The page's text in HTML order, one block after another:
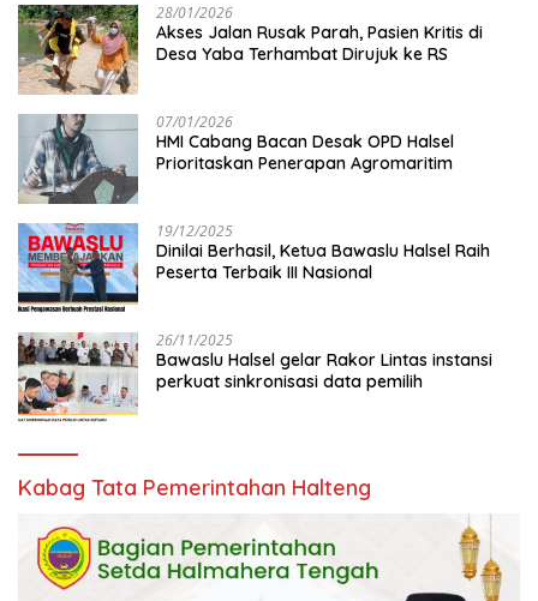
28/01/2026
Akses Jalan Rusak Parah, Pasien Kritis di
Desa Yaba Terhambat Dirujuk ke RS
07/01/2026
HMI Cabang Bacan Desak OPD Halsel
Prioritaskan Penerapan Agromaritim
19/12/2025
Dinilai Berhasil, Ketua Bawaslu Halsel Raih
Peserta Terbaik III Nasional
26/11/2025
Bawaslu Halsel gelar Rakor Lintas instansi
perkuat sinkronisasi data pemilih
Kabag Tata Pemerintahan Halteng